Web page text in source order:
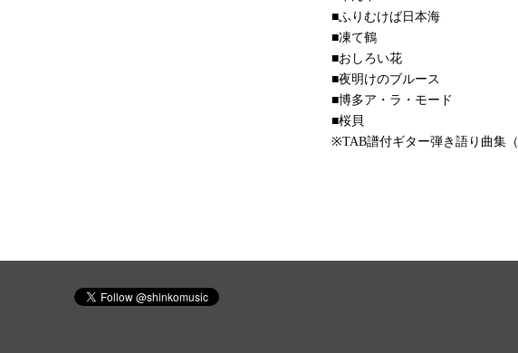
■ふりむけば日本海
■凍て鶴
■おしろい花
■夜明けのブルース
■博多ア・ラ・モード
■桜貝
※TAB譜付ギター弾き語り曲集